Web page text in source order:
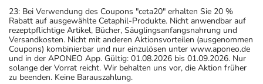
23: Bei Verwendung des Coupons "ceta20" erhalten Sie 20 %
Rabatt auf ausgewählte Cetaphil-Produkte. Nicht anwendbar auf
rezeptpflichtige Artikel, Bücher, Säuglingsanfangsnahrung und
Versandkosten. Nicht mit anderen Aktionsvorteilen (ausgenommen
Coupons) kombinierbar und nur einzulösen unter www.aponeo.de
und in der APONEO App. Gültig: 01.08.2026 bis 01.09.2026. Nur
solange der Vorrat reicht. Wir behalten uns vor, die Aktion früher
zu beenden. Keine Barauszahlung.